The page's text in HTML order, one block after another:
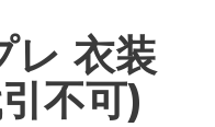
レ 衣装
不可)